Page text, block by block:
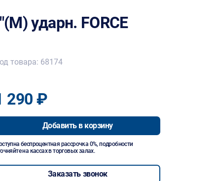
ударн. FORCE
товара: 68174
290 ₽
Добавить в корзину
беспроцентная рассрочка 0%, подробности
на кассах в торговых залах.
Заказать звонок